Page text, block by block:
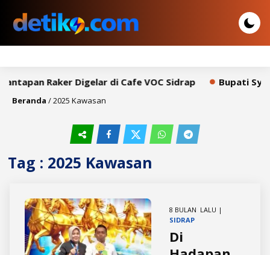
Raker Digelar di Cafe VOC Sidrap Bupati
Beranda /2025 Kawasan
Tag : 2025 Kawasan
8 BULAN LALU |
SIDRAP
Di